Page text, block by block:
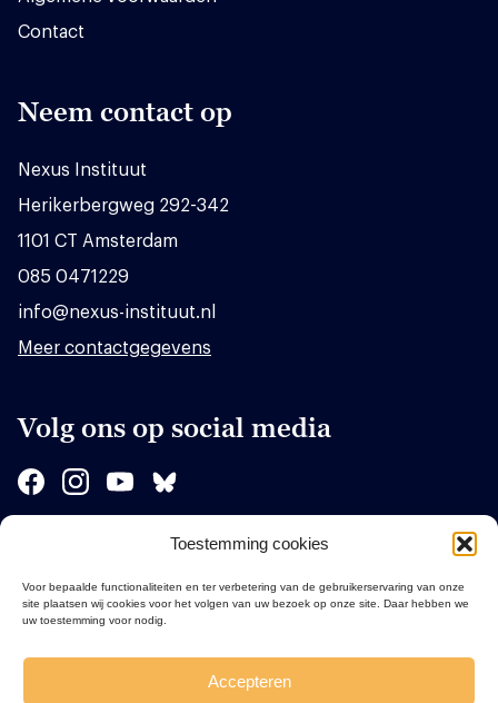
Toestemming cookies
Voor bepaalde functionaliteiten en ter verbetering van de gebruikerservaring van onze
site plaatsen wij cookies voor het volgen van uw bezoek op onze site. Daar hebben we
uw toestemming voor nodig.
Accepteren
Contact
Neem contact op
Nexus Instituut
Herikerbergweg 292-342
1101 CT Amsterdam
085 0471229
info@nexus-instituut.nl
Meer contactgegevens
Volg ons op social media